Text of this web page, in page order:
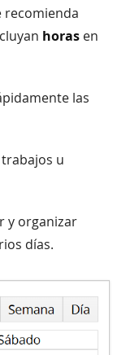
recomienda
horas en
las
u
y organizar
días.